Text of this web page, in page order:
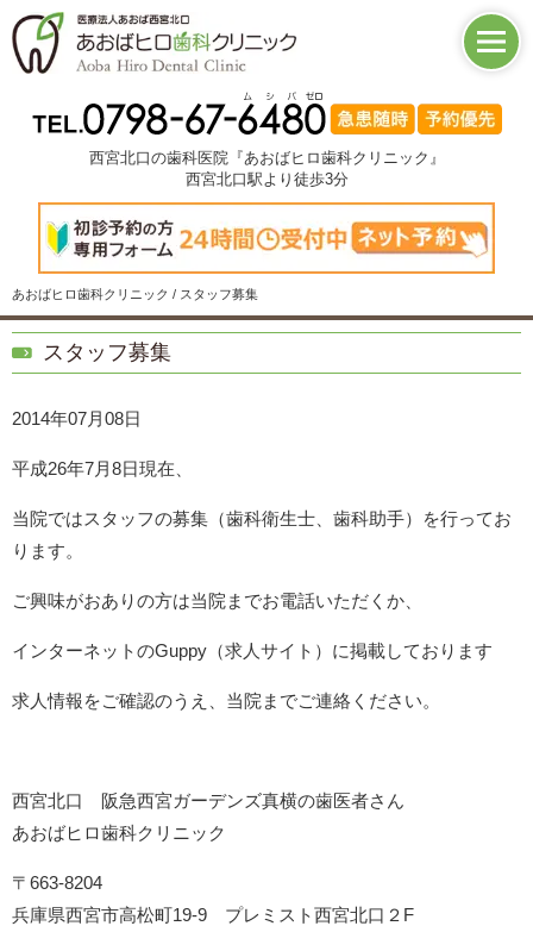
西宮北口の歯科医院『あおばヒロ歯科クリニック』
西宮北口駅より徒歩3分
あおばヒロ歯科クリニック / スタッフ募集
スタッフ募集
2014年07月08日
平成26年7月8日現在、
当院ではスタッフの募集（歯科衛生士、歯科助手）を行ってお
ります。
ご興味がおありの方は当院までお電話いただくか、
インターネットのGuppy（求人サイト）に掲載しております
求人情報をご確認のうえ、当院までご連絡ください。
西宮北口 阪急西宮ガーデンズ真横の歯医者さん
あおばヒロ歯科クリニック
〒663-8204
兵庫県西宮市高松町19-9 プレミスト西宮北口２F